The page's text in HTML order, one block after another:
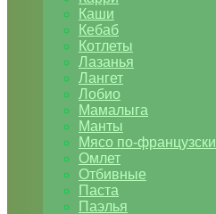
Каши
Кебаб
Котлеты
Лазанья
Лангет
Лобио
Мамалыга
Манты
Мясо по-французски
Омлет
Отбивные
Паста
Паэлья